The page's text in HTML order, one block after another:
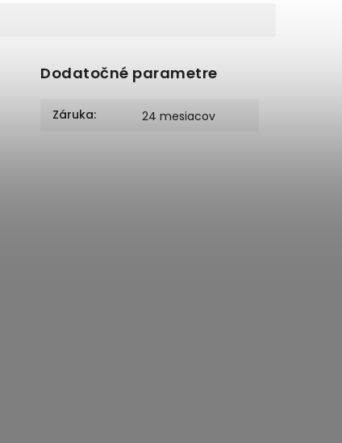
Dodatočné parametre
Záruka: 24 mesiacov